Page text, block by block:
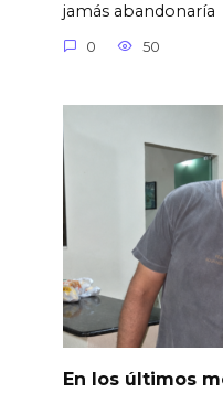
jamás abandonaría
0 50
En los últimos